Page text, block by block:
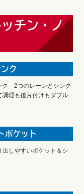
チン・ノ
ク
ク 2つのレーンとシンク
調理も後片付けもダブル
ポケット
しやすいポケット＆シ